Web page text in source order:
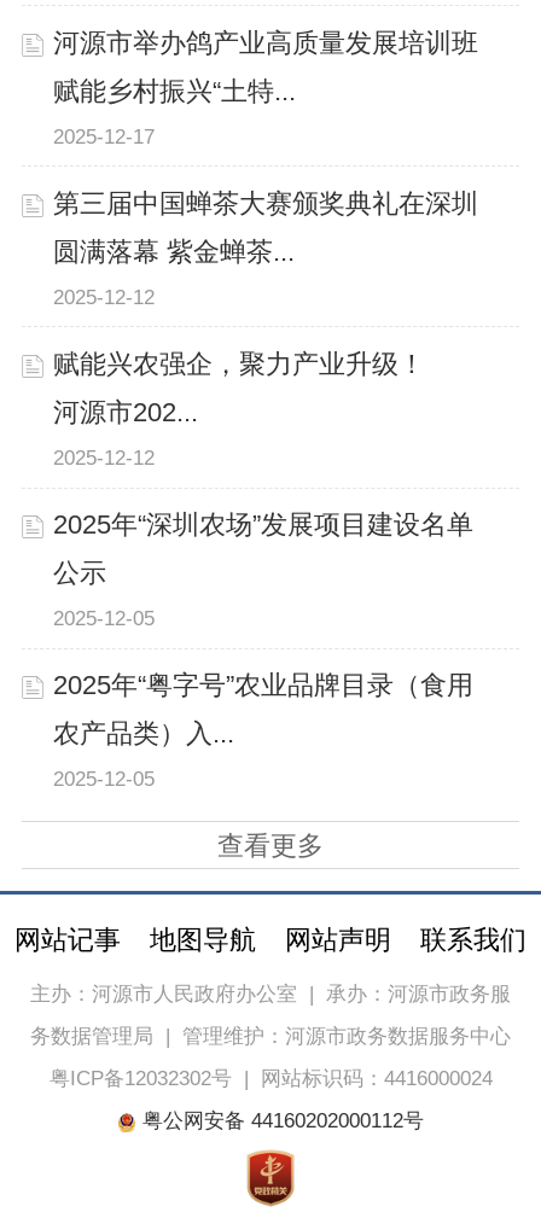
河源市举办鸽产业高质量发展培训班
赋能乡村振兴“土特...
2025-12-17
第三届中国蝉茶大赛颁奖典礼在深圳
圆满落幕 紫金蝉茶...
2025-12-12
赋能兴农强企，聚力产业升级！
河源市202...
2025-12-12
2025年“深圳农场”发展项目建设名单
公示
2025-12-05
2025年“粤字号”农业品牌目录（食用
农产品类）入...
2025-12-05
查看更多
网站记事 地图导航 网站声明 联系我们
主办：河源市人民政府办公室
承办：河源市政务服
务数据管理局
管理维护：河源市政务数据服务中心
粤ICP备12032302号|
网站标识码：4416000024
粤公网安备 44160202000112号